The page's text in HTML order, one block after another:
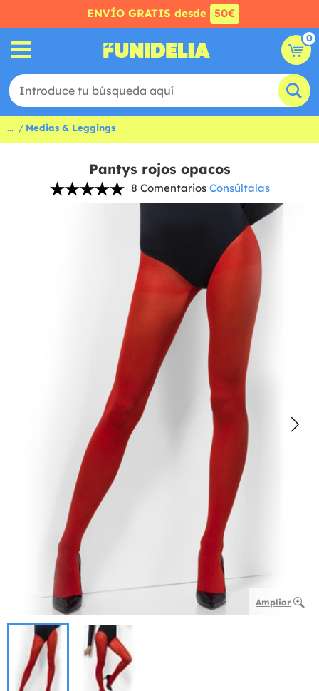
ENVÍO GRATIS desde 50€
0
... Medias & Leggings
Pantys rojos opacos
8 Comentarios Consúltalas
Ampliar